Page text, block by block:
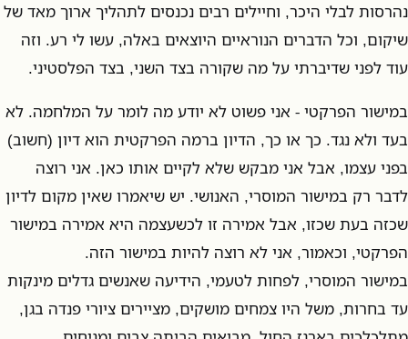
נהרסות לבלי היכר, וחיילים רבים נכנסים לתהליך ארוך מאד של
שיקום, וכל הדברים הנוראיים היוצאים באלה, עשו לי רע. וזה
עוד לפני שדיברתי על מה שקורה בצד השני, בצד הפלסטיני.
במישור הפרקטי - אני פשוט לא יודע מה לומר על המלחמה. לא
בעד ולא נגד. כך או כך, הדיון ברמה הפרקטית הוא דיון (חשוב)
בפני עצמו, אבל אני מבקש שלא לקיים אותו כאן. אני רוצה
לדבר רק במישור המוסרי, האנושי. יש שיאמרו שאין מקום לדיון
שכזה בעת שכזו, אבל אמירה זו לכשעצמה היא אמירה במישור
הפרקטי, וכאמור, אני לא רוצה להיות במישור הזה.
במישור המוסרי, לפחות לטעמי, הידיעה שאנשים גדלים מינקות
עד בחרות, משל היו צמחים מושקים, מציירים ציורי פנדה בגן,